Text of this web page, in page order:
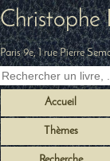
Christophe
Paris 9e, 1 rue Pierre
Accueil
Thèmes